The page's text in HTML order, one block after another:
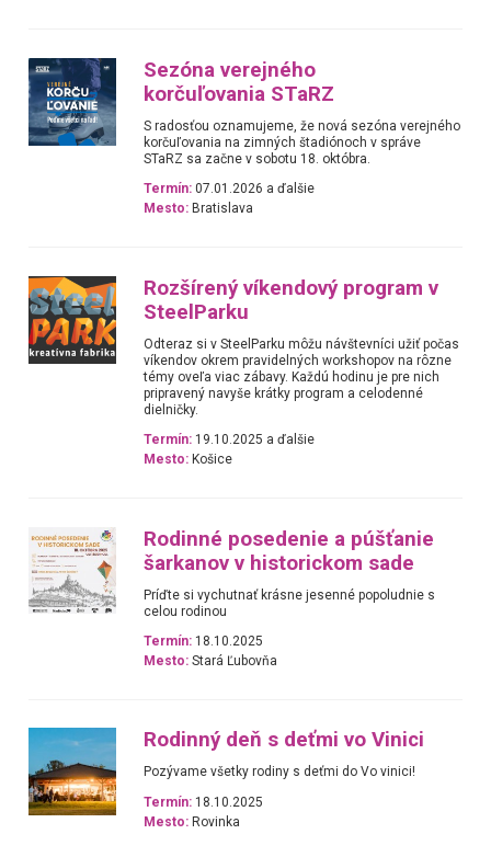
Sezóna verejného
korčuľovania STaRZ
S radosťou oznamujeme, že nová sezóna verejného
korčuľovania na zimných štadiónoch v správe
STaRZ sa začne v sobotu 18. októbra.
Termín: 07.01.2026 a ďalšie
Mesto: Bratislava
Rozšírený víkendový program v
SteelParku
Odteraz si v SteelParku môžu návštevníci užiť počas
víkendov okrem pravidelných workshopov na rôzne
témy oveľa viac zábavy. Každú hodinu je pre nich
pripravený navyše krátky program a celodenné
dielničky.
Termín: 19.10.2025 a ďalšie
Mesto: Košice
Rodinné posedenie a púšťanie
šarkanov v historickom sade
Príďte si vychutnať krásne jesenné popoludnie s
celou rodinou
Termín: 18.10.2025
Mesto: Stará Ľubovňa
Rodinný deň s deťmi vo Vinici
Pozývame všetky rodiny s deťmi do Vo vinici!
Termín: 18.10.2025
Mesto: Rovinka